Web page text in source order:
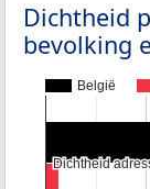
Dichtheid
bevolking
België
Dichtheid
Dichtheid